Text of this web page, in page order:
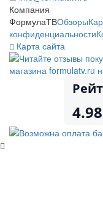
Компания
ФормулаТВОбзоры
конфиденциальности
Карта сайта
4.98